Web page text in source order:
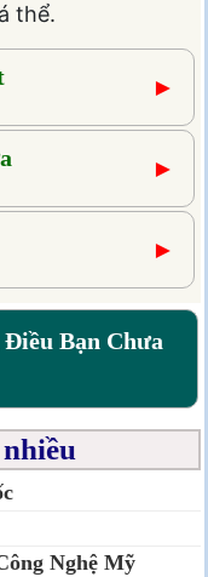
thể.
►
►
►
Bạn Chưa
Nghệ Mỹ